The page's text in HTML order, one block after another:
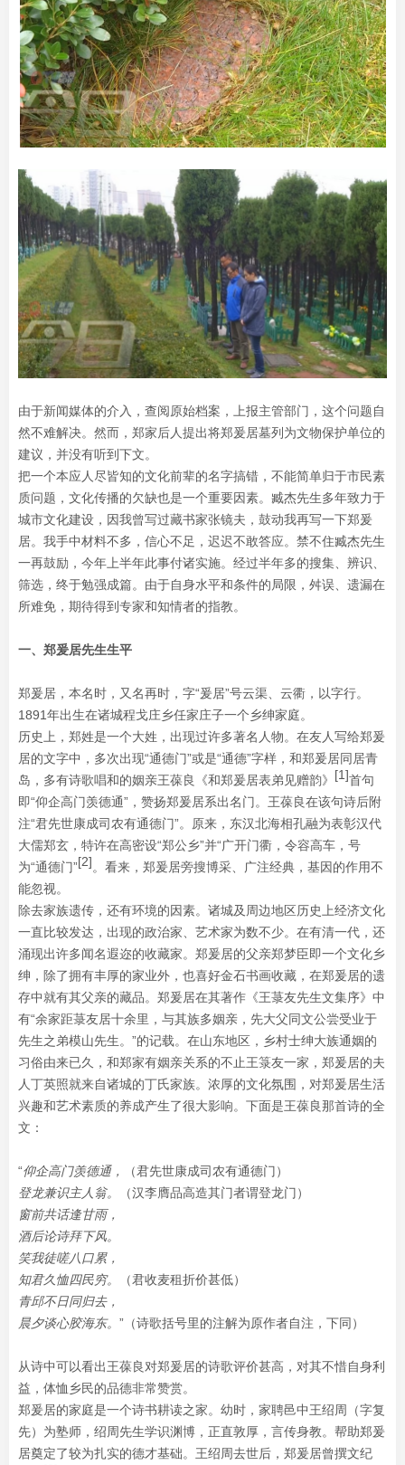
由于新闻媒体的介入，查阅原始档案，上报主管部门，这个问题自
然不难解决。然而，郑家后人提出将郑爰居墓列为文物保护单位的
建议，并没有听到下文。
把一个本应人尽皆知的文化前辈的名字搞错，不能简单归于市民素
质问题，文化传播的欠缺也是一个重要因素。臧杰先生多年致力于
城市文化建设，因我曾写过藏书家张镜夫，鼓动我再写一下郑爰
居。我手中材料不多，信心不足，迟迟不敢答应。禁不住臧杰先生
一再鼓励，今年上半年此事付诸实施。经过半年多的搜集、辨识、
筛选，终于勉强成篇。由于自身水平和条件的局限，舛误、遗漏在
所难免，期待得到专家和知情者的指教。
一、郑爰居先生生平
郑爰居，本名时，又名再时，字“爰居”号云渠、云衢，以字行。
1891年出生在诸城程戈庄乡任家庄子一个乡绅家庭。
历史上，郑姓是一个大姓，出现过许多著名人物。在友人写给郑爰
居的文字中，多次出现“通德门”或是“通德”字样，和郑爰居同居青
岛，多有诗歌唱和的姻亲王葆良《和郑爰居表弟见赠韵》 [1]首句
即“仰企高门羡德通”，赞扬郑爰居系出名门。王葆良在该句诗后附
注“君先世康成司农有通德门”。原来，东汉北海相孔融为表彰汉代
大儒郑玄，特许在高密设“郑公乡”并“广开门衢，令容高车，号
为“通德门”[2]。看来，郑爰居旁搜博采、广注经典，基因的作用不
能忽视。
除去家族遗传，还有环境的因素。诸城及周边地区历史上经济文化
一直比较发达，出现的政治家、艺术家为数不少。在有清一代，还
涌现出许多闻名遐迩的收藏家。郑爰居的父亲郑梦臣即一个文化乡
绅，除了拥有丰厚的家业外，也喜好金石书画收藏，在郑爰居的遗
存中就有其父亲的藏品。郑爰居在其著作《王菉友先生文集序》中
有“余家距菉友居十余里，与其族多姻亲，先大父同文公尝受业于
先生之弟模山先生。”的记载。在山东地区，乡村士绅大族通姻的
习俗由来已久，和郑家有姻亲关系的不止王箓友一家，郑爰居的夫
人丁英照就来自诸城的丁氏家族。浓厚的文化氛围，对郑爰居生活
兴趣和艺术素质的养成产生了很大影响。下面是王葆良那首诗的全
文：
“仰企高门羡德通，
（君先世康成司农有通德门）
登龙兼识主人翁。
（汉李膺品高造其门者谓登龙门）
窗前共话逢甘雨，
酒后论诗拜下风。
笑我徒嗟八口累，
知君久恤四民穷。
（君收麦租折价甚低）
青邱不日同归去，
晨夕谈心胶海东。 ”（诗歌括号里的注解为原作者自注，下同）
从诗中可以看出王葆良对郑爰居的诗歌评价甚高，对其不惜自身利
益，体恤乡民的品德非常赞赏。
郑爰居的家庭是一个诗书耕读之家。幼时，家聘邑中王绍周（字复
先）为塾师，绍周先生学识渊博，正直敦厚，言传身教。帮助郑爰
居奠定了较为扎实的德才基础。王绍周去世后，郑爰居曾撰文纪